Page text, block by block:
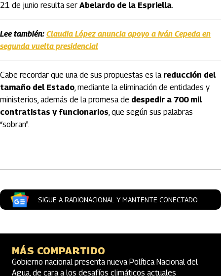
21 de junio resulta ser Abelardo de la Espriella.
Lee también: Claudia López anuncia apoyo a Iván Cepeda en
segunda vuelta presidencial
Cabe recordar que una de sus propuestas es la reducción del
tamaño del Estado, mediante la eliminación de entidades y
ministerios, además de la promesa de despedir a 700 mil
contratistas y funcionarios, que según sus palabras
“sobran”.
SIGUE A RADIONACIONAL Y MANTENTE CONECTADO
MÁS COMPARTIDO
Gobierno nacional presenta nueva Política Nacional del
Agua, de cara a los desafíos climáticos actuales